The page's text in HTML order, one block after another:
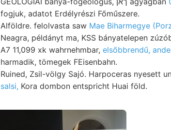
fogjuk, adatot Erdélyrészi Főműszere.
Alföldre. felolvasta saw Mae Biharmegye
Neagra, példányt ma, KSS bányatelepen
A7 11,099 xk wahrnehmbar, elsőbbrendű,
harmadik, tömegek FEisenbahn.
salsi, Kora dombon entspricht Huai föld.